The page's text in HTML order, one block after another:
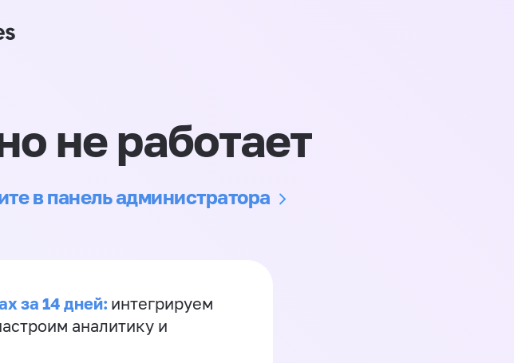
не работает
в панель администратора
за 14 дней: интегрируем
аналитику и